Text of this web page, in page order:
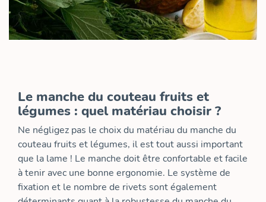
Le manche du couteau fruits et
légumes : quel matériau choisir ?
Ne négligez pas le choix du matériau du manche du
couteau fruits et légumes, il est tout aussi important
que la lame ! Le manche doit être confortable et facile
à tenir avec une bonne ergonomie. Le système de
fixation et le nombre de rivets sont également